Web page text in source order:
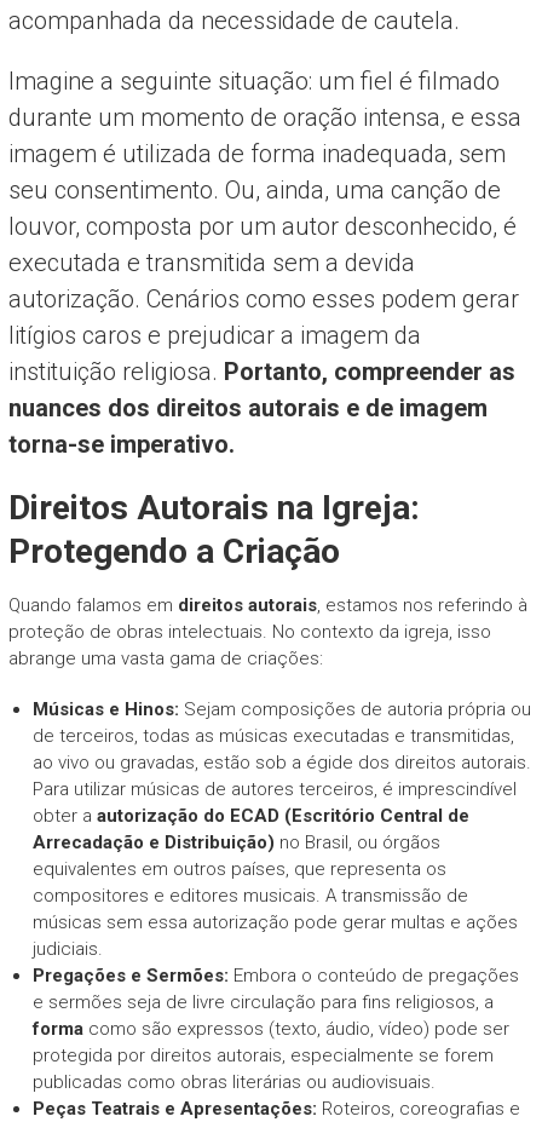
acompanhada da necessidade de cautela.
Imagine a seguinte situação: um fiel é filmado
durante um momento de oração intensa, e essa
imagem é utilizada de forma inadequada, sem
seu consentimento. Ou, ainda, uma canção de
louvor, composta por um autor desconhecido, é
executada e transmitida sem a devida
autorização. Cenários como esses podem gerar
litígios caros e prejudicar a imagem da
instituição religiosa. Portanto, compreender as
nuances dos direitos autorais e de imagem
torna-se imperativo.
Direitos Autorais na Igreja:
Protegendo a Criação
Quando falamos em direitos autorais, estamos nos referindo à
proteção de obras intelectuais. No contexto da igreja, isso
abrange uma vasta gama de criações:
Músicas e Hinos: Sejam composições de autoria própria ou
de terceiros, todas as músicas executadas e transmitidas,
ao vivo ou gravadas, estão sob a égide dos direitos autorais.
Para utilizar músicas de autores terceiros, é imprescindível
obter a autorização do ECAD (Escritório Central de
Arrecadação e Distribuição) no Brasil, ou órgãos
equivalentes em outros países, que representa os
compositores e editores musicais. A transmissão de
músicas sem essa autorização pode gerar multas e ações
judiciais.
Pregações e Sermões: Embora o conteúdo de pregações
e sermões seja de livre circulação para fins religiosos, a
formacomo são expressos (texto, áudio, vídeo) pode ser
protegida por direitos autorais, especialmente se forem
publicadas como obras literárias ou audiovisuais.
Peças Teatrais e Apresentações: Roteiros, coreografias e